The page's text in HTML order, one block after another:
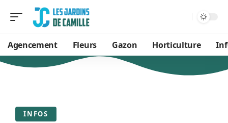
Agencement Fleurs Gazon Horticulture
INFOS